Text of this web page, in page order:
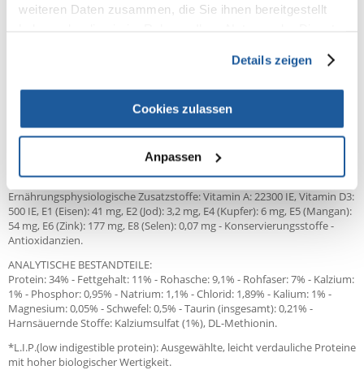
weiteren Daten zusammen, die Sie ihnen bereitgestellt
Details zeigen
Cookies zulassen
Anpassen
Tierhalter sollten betroffenen Tieren ausschließlich URINARY S/O
empfohlen bei wiederkehrender idiopathischer Zystitis.
Lignozellulose, Maiskleberfutter, Mineralstoffe, Tierfett, tierisches
Protein (hydrolysiert), Fischöl, Sojaöl, Fructo-Oligosaccharide, Ei
getrocknet, Hydrolysat aus Krustentieren (Quelle für Glukosamin),
Tagetesblütenmehl (Quelle für Lutein).
ZUSATZSTOFFE (pro kg):
Ernährungsphysiologische Zusatzstoffe: Vitamin A: 22300 IE, Vitamin D3:
500 IE, E1 (Eisen): 41 mg, E2 (Jod): 3,2 mg, E4 (Kupfer): 6 mg, E5 (Mangan):
54 mg, E6 (Zink): 177 mg, E8 (Selen): 0,07 mg - Konservierungsstoffe -
Antioxidanzien.
ANALYTISCHE BESTANDTEILE:
Protein: 34% - Fettgehalt: 11% - Rohasche: 9,1% - Rohfaser: 7% - Kalzium:
1% - Phosphor: 0,95% - Natrium: 1,1% - Chlorid: 1,89% - Kalium: 1% -
Magnesium: 0,05% - Schwefel: 0,5% - Taurin (insgesamt): 0,21% -
Harnsäuernde Stoffe: Kalziumsulfat (1%), DL-Methionin.
*L.I.P.(low indigestible protein): Ausgewählte, leicht verdauliche Proteine
mit hoher biologischer Wertigkeit.